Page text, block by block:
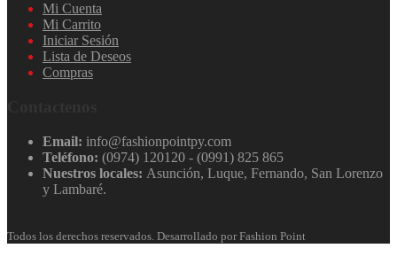
Mi Cuenta
Mi Carrito
Iniciar Sesión
Lista de Deseos
Compras
Email: info@fashionpointpy.com
Teléfono: (0974) 120120 - (0991) 825 865
Nuestros locales: Asunción, Luque, Fernando, San Lorenzo
y Lambaré.
Todos los derechos reservados. Desarrollado por Fashion Point